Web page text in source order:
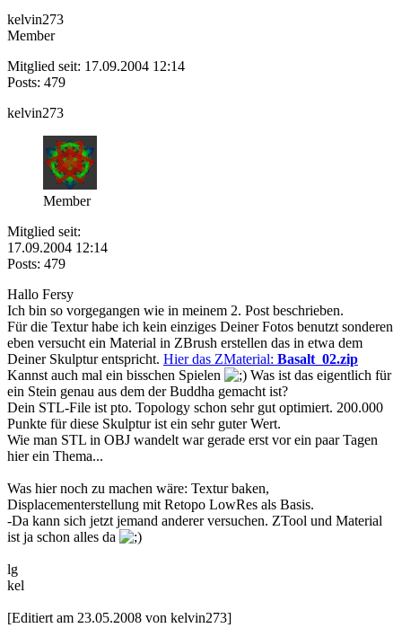
kelvin273
Member
Mitglied seit: 17.09.2004 12:14
Posts: 479
kelvin273
Member
Mitglied seit:
17.09.2004 12:14
Posts: 479
Hallo Fersy
Ich bin so vorgegangen wie in meinem 2. Post beschrieben.
Für die Textur habe ich kein einziges Deiner Fotos benutzt sonderen
eben versucht ein Material in ZBrush erstellen das in etwa dem
Deiner Skulptur entspricht. Hier das ZMaterial: Basalt_02.zip
Kannst auch mal ein bisschen Spielen
Was ist das eigentlich für
ein Stein genau aus dem der Buddha gemacht ist?
Dein STL-File ist pto. Topology schon sehr gut optimiert. 200.000
Punkte für diese Skulptur ist ein sehr guter Wert.
Wie man STL in OBJ wandelt war gerade erst vor ein paar Tagen
hier ein Thema...
Was hier noch zu machen wäre: Textur baken,
Displacementerstellung mit Retopo LowRes als Basis.
-Da kann sich jetzt jemand anderer versuchen. ZTool und Material
ist ja schon alles da
lg
kel
[Editiert am 23.05.2008 von kelvin273]